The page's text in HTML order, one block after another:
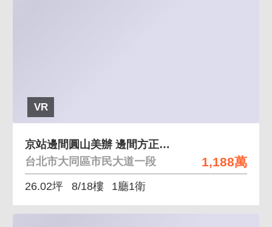
VR
1,188萬
京站邊間圓山美辦 邊間方正好規劃,採光視野良好
台北市大同區市民大道一段
26.02坪 8/18樓 1廳1衛